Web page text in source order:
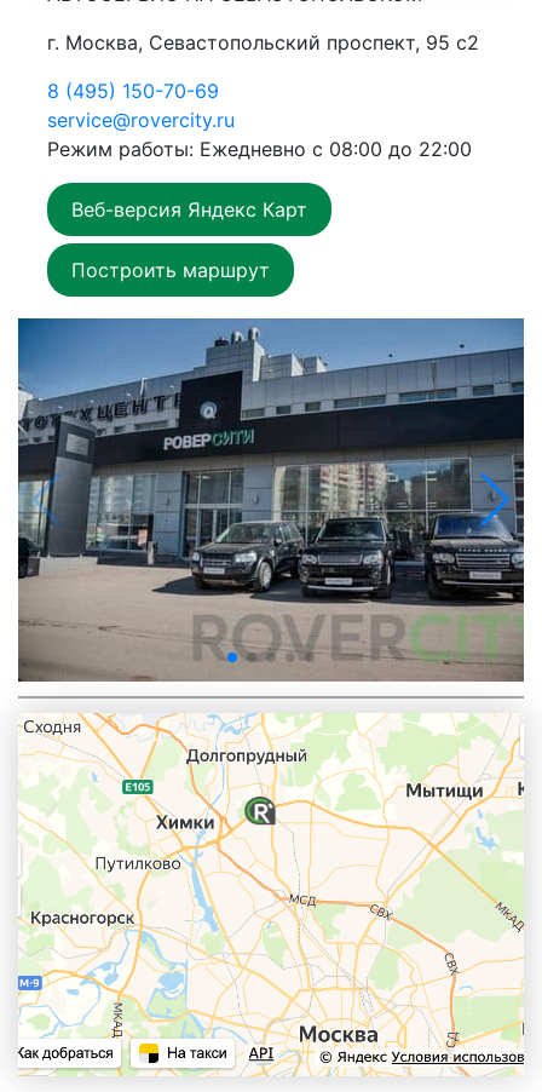
г. Москва, Севастопольский проспект, 95 с2
8 (495) 150-70-69
service@rovercity.ru
Режим работы: Ежедневно с 08:00 до 22:00
Веб-версия Яндекс Карт
Построить маршрут